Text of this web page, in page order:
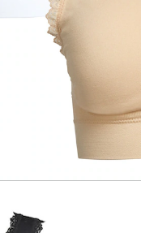
dehnbare
hohen
Brust sanft und
der
gibt
den Körbchen und
und sorgen für
mit einer eher
mit größerer